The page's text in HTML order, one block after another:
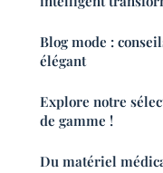
Blog mode :
élégant
Explore notre
de gamme !
Du matériel